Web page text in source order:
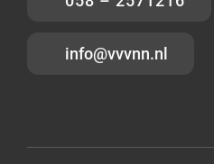
info@vvvnn.nl